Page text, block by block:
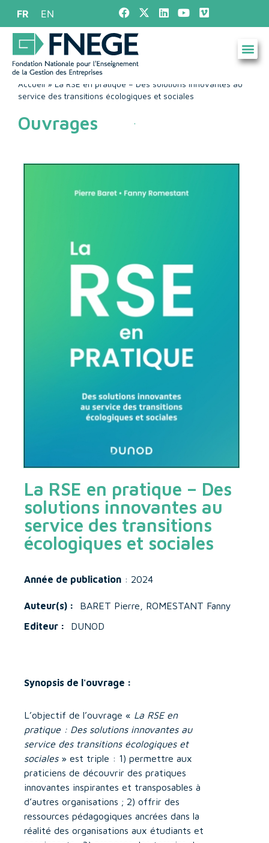
FR EN
Accueil » La RSE en pratique – Des solutions innovantes au
service des transitions écologiques et sociales
Ouvrages
La RSE en pratique – Des
solutions innovantes au
service des transitions
écologiques et sociales
Année de publication : 2024
Auteur(s) :
BARET Pierre, ROMESTANT Fanny
Editeur :
DUNOD
Synopsis de l'ouvrage :
L’objectif de l’ouvrage « La RSE en
pratique : Des solutions innovantes au
service des transitions écologiques et
sociales» est triple : 1) permettre aux
praticiens de découvrir des pratiques
innovantes inspirantes et transposables à
d’autres organisations ; 2) offrir des
ressources pédagogiques ancrées dans la
réalité des organisations aux étudiants et